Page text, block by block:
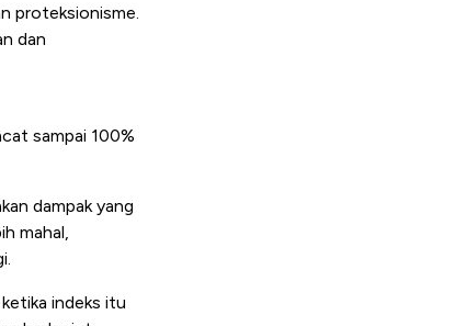
proteksionisme.
dan
sampai 100%
dampak yang
mahal,
indeks itu